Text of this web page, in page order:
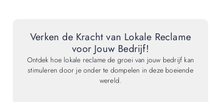
Verken de Kracht van Lokale Reclame
voor Jouw Bedrijf!
Ontdek hoe lokale reclame de groei van jouw bedrijf kan
stimuleren door je onder te dompelen in deze boeiende
wereld.